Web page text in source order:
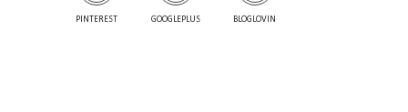
PINTEREST GOOGLEPLUS BLOGLOVIN